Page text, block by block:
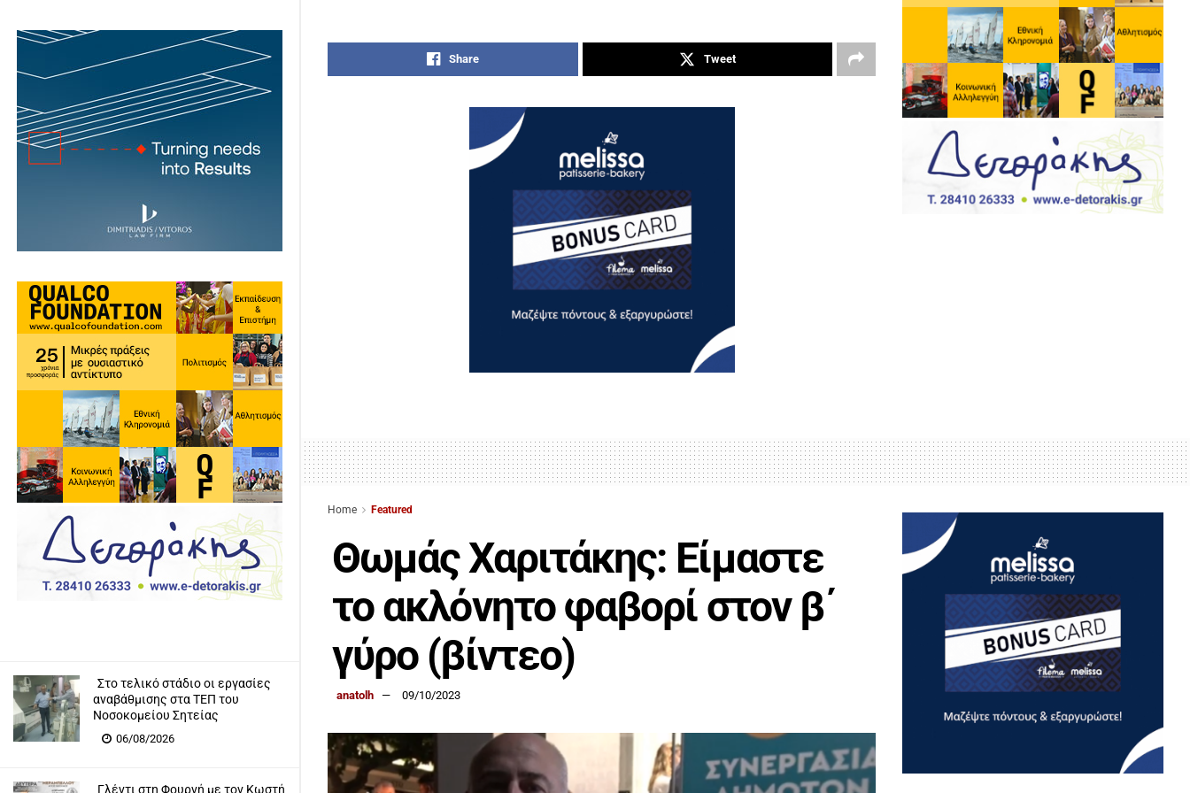
Στο τελικό στάδιο οι εργασίες
αναβάθμισης στα ΤΕΠ του
Νοσοκομείου Σητείας
06/08/2026
Γλέντι στη Φουρνή με τον Κωστή
Share Tweet
Home Featured
Θωμάς Χαριτάκης: Είμαστε
το ακλόνητο φαβορί στον β΄
γύρο (βίντεο)
anatolh 09/10/2023